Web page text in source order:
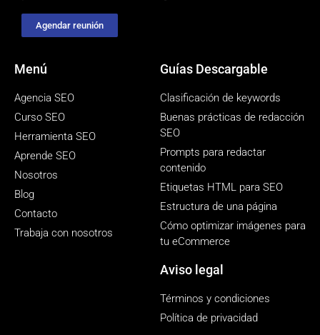
Agendar reunión
Menú
Agencia SEO
Curso SEO
Herramienta SEO
Aprende SEO
Nosotros
Blog
Contacto
Trabaja con nosotros
Guías Descargable
Clasificación de keywords
Buenas prácticas de redacción
SEO
Prompts para redactar
contenido
Etiquetas HTML para SEO
Estructura de una página
Cómo optimizar imágenes para
tu eCommerce
Aviso legal
Términos y condiciones
Política de privacidad